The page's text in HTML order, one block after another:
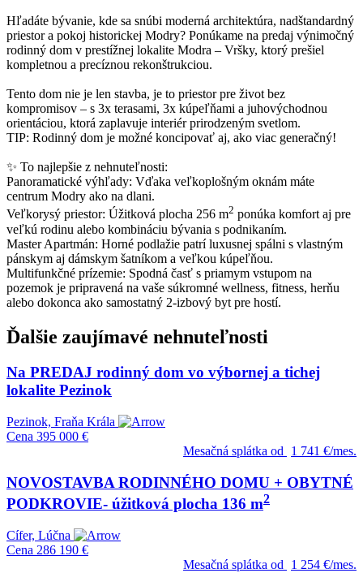
Hľadáte bývanie, kde sa snúbi moderná architektúra, nadštandardný
priestor a pokoj historickej Modry? Ponúkame na predaj výnimočný
rodinný dom v prestížnej lokalite Modra – Vršky, ktorý prešiel
kompletnou a precíznou rekonštrukciou.
Tento dom nie je len stavba, je to priestor pre život bez
kompromisov – s 3x terasami, 3x kúpeľňami a juhovýchodnou
orientáciou, ktorá zaplavuje interiér prirodzeným svetlom.
TIP: Rodinný dom je možné koncipovať aj, ako viac generačný!
✨ To najlepšie z nehnuteľnosti:
Panoramatické výhľady: Vďaka veľkoplošným oknám máte
centrum Modry ako na dlani.
Veľkorysý priestor: Úžitková plocha 256 m2 ponúka komfort aj pre
veľkú rodinu alebo kombináciu bývania s podnikaním.
Master Apartmán: Horné podlažie patrí luxusnej spálni s vlastným
pánskym aj dámskym šatníkom a veľkou kúpeľňou.
Multifunkčné prízemie: Spodná časť s priamym vstupom na
pozemok je pripravená na vaše súkromné wellness, fitness, herňu
alebo dokonca ako samostatný 2-izbový byt pre hostí.
Ďalšie zaujímavé nehnuteľnosti
Na PREDAJ rodinný dom vo výbornej a tichej
lokalite Pezinok
Pezinok, Fraňa Krála
Cena 395 000 €
Mesačná splátka od
1 741 €/mes.
NOVOSTAVBA RODINNÉHO DOMU + OBYTNÉ
PODKROVIE- úžitková plocha 136 m2
Cífer, Lúčna
Cena 286 190 €
Mesačná splátka od
1 254 €/mes.